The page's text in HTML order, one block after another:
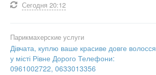
Сегодня 20:12
Парикмахерские услуги
Дівчата, куплю ваше красиве довге волосся
у місті Рівне Дорого Телефони:
0961002722, 0633013356